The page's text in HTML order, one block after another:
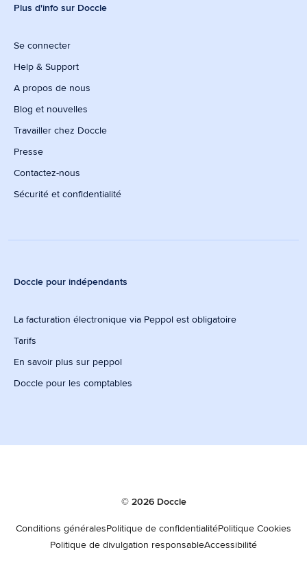
Plus d'info sur Doccle
Se connecter
Help & Support
A propos de nous
Blog et nouvelles
Travailler chez Doccle
Presse
Contactez-nous
Sécurité et confidentialité
Doccle pour indépendants
La facturation électronique via Peppol est obligatoire
Tarifs
En savoir plus sur peppol
Doccle pour les comptables
© 2026 Doccle
Conditions généralesPolitique de confidentialitéPolitique Cookies
Politique de divulgation responsableAccessibilité